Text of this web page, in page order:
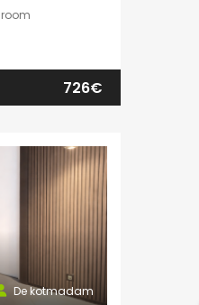
726€
De kotmadam